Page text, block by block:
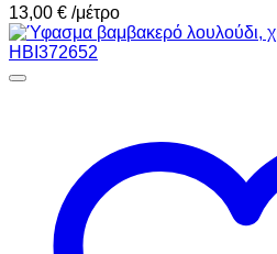
13,00 € /μέτρο